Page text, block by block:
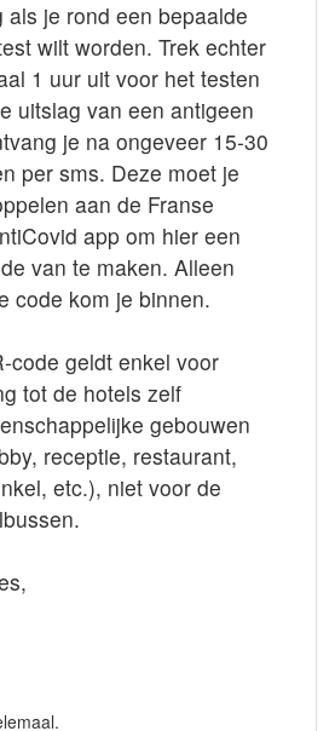
als je rond een bepaalde
wilt worden. Trek echter
1 uur uit voor het testen
uitslag van een antigeen
je na ongeveer 15-30
per sms. Deze moet je
aan de Franse
app om hier een
van te maken. Alleen
code kom je binnen.
code geldt enkel voor
tot de hotels zelf
gebouwen
receptie, restaurant,
etc.), niet voor de